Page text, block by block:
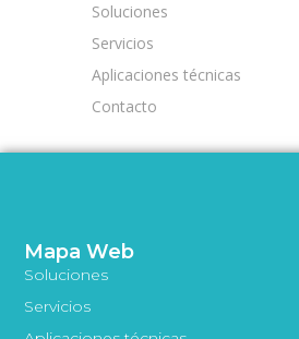
Soluciones
Servicios
Aplicaciones técnicas
Contacto
Mapa Web
Soluciones
Servicios